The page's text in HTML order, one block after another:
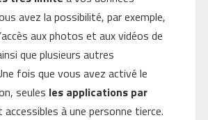
avez la possibilité, par exemple,
aux photos et aux vidéos de
que plusieurs autres
fois que vous avez activé le
seules les applications par
à une personne tierce.